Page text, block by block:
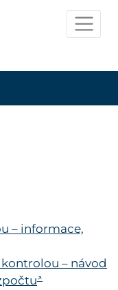
– informace,
– návod